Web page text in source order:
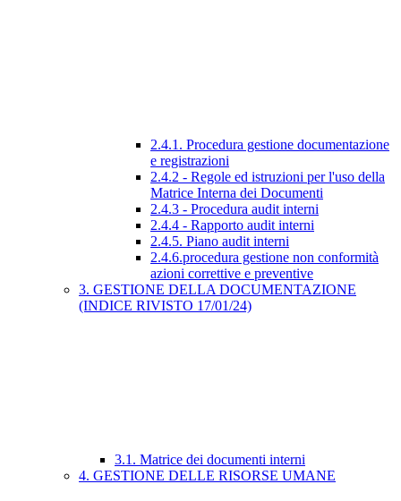
2.4.1. Procedura gestione documentazione
e registrazioni
2.4.2 - Regole ed istruzioni per l'uso della
Matrice Interna dei Documenti
2.4.3 - Procedura audit interni
2.4.4 - Rapporto audit interni
2.4.5. Piano audit interni
2.4.6.procedura gestione non conformità
azioni correttive e preventive
3. GESTIONE DELLA DOCUMENTAZIONE
(INDICE RIVISTO 17/01/24)
3.1. Matrice dei documenti interni
4. GESTIONE DELLE RISORSE UMANE